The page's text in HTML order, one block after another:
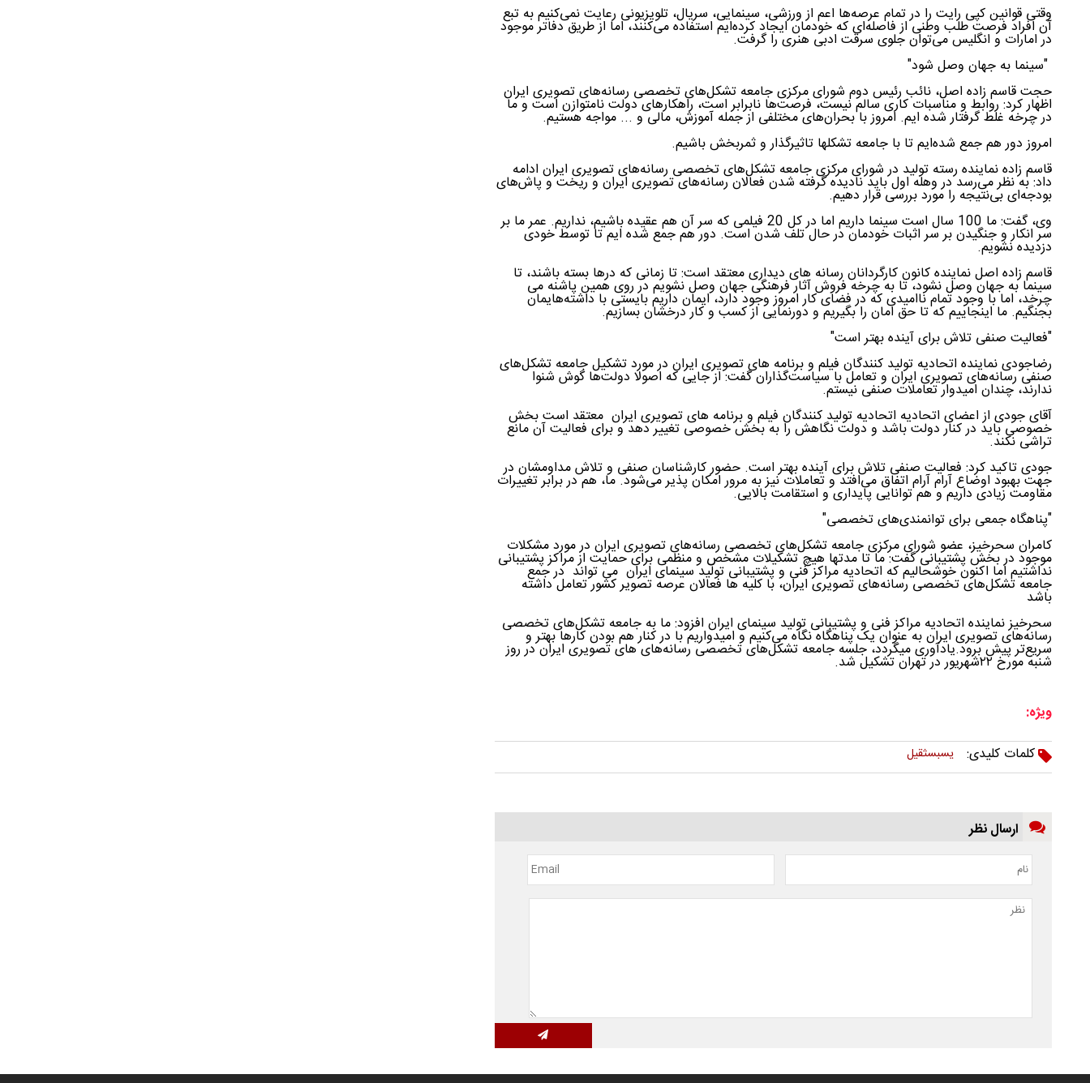
وقتی قوانین کپی رایت را در تمام عرصه‌ها اعم از ورزشی، سینمایی، سریال، تلویزیونی رعایت نمی‌کنیم به تبع
آن افراد فرصت طلب وطنی از فاصله‌ای که خودمان ایجاد کرده‌ایم استفاده می‌کنند، اما از طریق دفاتر موجود
در امارات و انگلیس می‌توان جلوی سرقت ادبی هنری را گرفت.
"سینما به جهان وصل شود"
حجت قاسم زاده اصل، نائب رئیس دوم شورای مرکزی جامعه تشکل‌های تخصصی رسانه‌‌های تصویری ایران
اظهار کرد: روابط و مناسبات کاری سالم نیست، فرصت‌ها نابرابر است، راهکارهای دولت نامتوازن است و ما
در چرخه غلط گرفتار شده ایم. امروز با بحران‌های مختلفی از جمله آموزش، مالی و ... مواجه هستیم.
امروز دور هم جمع شده‌ایم تا با جامعه تشکلها تاثیرگذار و ثمربخش باشیم.
قاسم زاده نماینده رسته تولید در شورای مرکزی جامعه تشکل‌های تخصصی رسانه‌‌های تصویری ایران ادامه
داد: به نظر می‌رسد در وهله اول باید نادیده گرفته شدن فعالان رسانه‌‌های تصویری ایران و ریخت و پاش‌های
بودجه‌ای بی‌نتیجه را مورد بررسی قرار دهیم.
وی، گفت: ما 100 سال است سینما داریم اما در کل 20 فیلمی که سر آن هم عقیده باشیم، نداریم. عمر ما بر
سر انکار و جنگیدن بر سر اثبات خودمان در حال تلف شدن است. دور هم جمع شده ایم تا توسط خودی
دزدیده نشویم.
قاسم زاده اصل نماینده کانون کارگردانان رسانه های دیداری معتقد است: تا زمانی که درها بسته باشند، تا
سینما به جهان وصل نشود، تا به چرخه فروش آثار فرهنگی جهان وصل نشویم در روی همین پاشنه می
چرخد، اما با وجود تمام ناامیدی که در فضای کار امروز وجود دارد، ایمان داریم بایستی با داشته‌هایمان
بجنگیم. ما اینجاییم که تا حق امان را بگیریم و دورنمایی از کسب و کار درخشان بسازیم.
"فعالیت صنفی تلاش برای آینده بهتر است"
رضاجودی نماینده اتحادیه تولید کنندگان فیلم و برنامه های تصویری ایران در مورد تشکیل جامعه تشکل‌های
صنفی رسانه‌های تصویری ایران و تعامل با سیاست‌گذاران گفت: از جایی که اصولا دولت‌ها گوش شنوا
ندارند، چندان امیدوار تعاملات صنفی نیستم.
آقای جودی از اعضای اتحادیه اتحادیه تولید کنندگان فیلم و برنامه های تصویری ایران معتقد است بخش
خصوصی باید در کنار دولت باشد و دولت نگاهش را به بخش خصوصی تغییر دهد و برای فعالیت آن مانع
تراشی‌ نکند.
جودی تاکید کرد: فعالیت صنفی تلاش برای آینده بهتر است. حضور کارشناسان صنفی و تلاش مداومشان در
جهت بهبود اوضاع آرام آرام اتفاق می‌افتد و تعاملات نیز به مرور امکان پذیر می‌شود. ما، هم در برابر تغییرات
مقاومت زیادی داریم و هم توانایی پایداری و استقامت بالایی.
"پناهگاه جمعی برای توانمندی‌های تخصصی"
کامران سحرخیز، عضو شورای مرکزی جامعه تشکل‌های تخصصی رسانه‌‌های تصویری ایران در مورد مشکلات
موجود در بخش پشتیبانی گفت: ما تا مدتها هیچ تشکیلات مشخص و منظمی برای حمایت از مراکز پشتیبانی
نداشتیم اما اکنون خوشحالیم که اتحادیه مراکز فنی و پشتیبانی تولید سینمای ایران می تواند در جمع
جامعه تشکل‌های تخصصی رسانه‌‌های تصویری ایران، با کلیه ها فعالان عرصه تصویر کشور تعامل داشته
باشد
سحرخیز نماینده اتحادیه مراکز فنی و پشتیبانی تولید سینمای ایران افزود: ما به جامعه تشکل‌های تخصصی
رسانه‌‌های تصویری ایران به عنوان یک پناهگاه نگاه می‌کنیم و امیدواریم با در کنار هم بودن کارها بهتر و
سریع‌تر پیش برود.یادآوری میگردد، جلسه جامعه تشکل‌های تخصصی رسانه‌‌های های تصویری ایران در روز
شنبه مورخ ۲۲شهریور در تهران تشکیل شد.
ویژه:
کلمات کلیدی:
یسبسثقیل
ارسال نظر